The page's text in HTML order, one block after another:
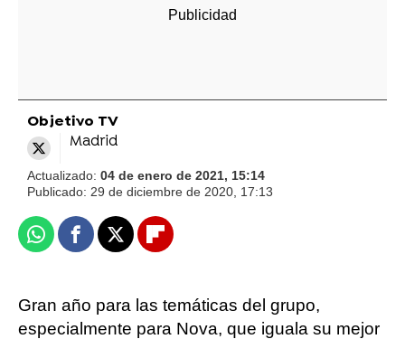
Objetivo TV
Madrid
Actualizado: 04 de enero de 2021, 15:14
Publicado: 29 de diciembre de 2020, 17:13
WhatsappFacebook
X Flipboard
Gran año para las temáticas del grupo,
especialmente para Nova, que iguala su mejor